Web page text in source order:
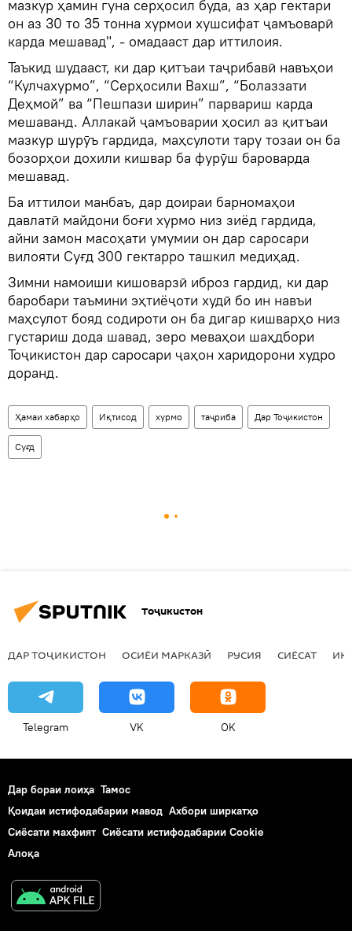
мазкур ҳамин гуна серҳосил буда, аз ҳар гектари
он аз 30 то 35 тонна хурмои хушсифат ҷамъоварӣ
карда мешавад", - омадааст дар иттилоия.
Таъкид шудааст, ки дар қитъаи таҷрибавӣ навъҳои
“Кулчахурмо”, “Серҳосили Вахш”, “Болаззати
Деҳмой” ва “Пешпази ширин” парвариш карда
мешаванд. Аллакай ҷамъоварии ҳосил аз қитъаи
мазкур шурӯъ гардида, маҳсулоти тару тозаи он ба
бозорҳои дохили кишвар ба фурӯш бароварда
мешавад.
Ба иттилои манбаъ, дар доираи барномаҳои
давлатӣ майдони боғи хурмо низ зиёд гардида,
айни замон масоҳати умумии он дар саросари
вилояти Суғд 300 гектарро ташкил медиҳад.
Зимни намоиши кишоварзӣ иброз гардид, ки дар
баробари таъмини эҳтиёҷоти худӣ бо ин навъи
маҳсулот бояд содироти он ба дигар кишварҳо низ
густариш дода шавад, зеро меваҳои шаҳдбори
Тоҷикистон дар саросари ҷаҳон харидорони худро
доранд.
Ҳамаи хабарҳо Иқтисод хурмо таҷриба Дар Тоҷикистон
Суғд
Тоҷикистон
ДАР ТОҶИКИСТОН ОСИЁИ МАРКАЗӢ РУСИЯ СИЁСАТ
Telegram VK OK
Дар бораи лоиҳа Тамос
Қоидаи истифодабарии мавод Ахбори ширкатҳо
Сиёсати махфият Сиёсати истифодабарии Cookie
Алоқа